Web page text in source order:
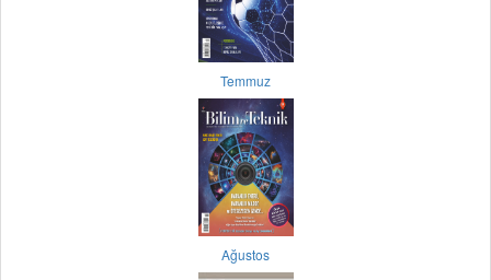
Temmuz
Ağustos